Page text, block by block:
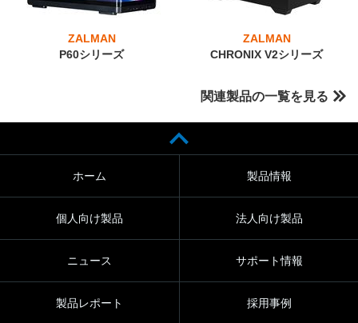
ZALMAN
P60シリーズ
ZALMAN
CHRONIX V2シリーズ
関連製品の一覧を見る
ホーム 製品情報
個人向け製品 法人向け製品
ニュース サポート情報
製品レポート 採用事例